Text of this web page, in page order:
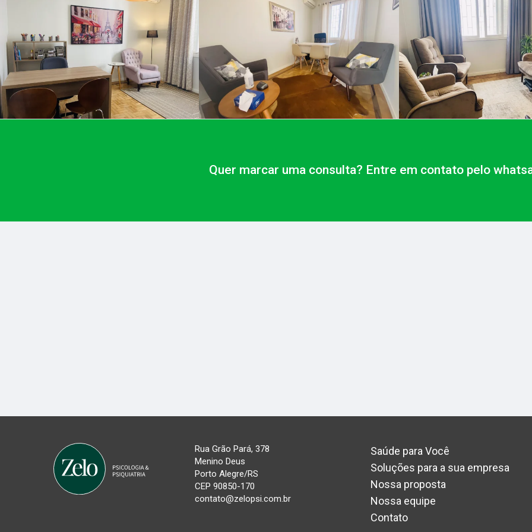
Quer marcar uma consulta? Entre em contato pelo
Rua Grão Pará, 378
Menino Deus
Porto Alegre/RS
CEP 90850-170
contato@zelopsi.com.br
Saúde para Você
Soluções para a sua empresa
Nossa proposta
Nossa equipe
Contato